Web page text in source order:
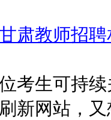
肃教师招
考生可持续
新网站，